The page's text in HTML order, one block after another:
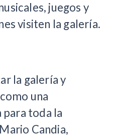
juegos y
visiten la galería.
la galería y
una
toda la
Candia,